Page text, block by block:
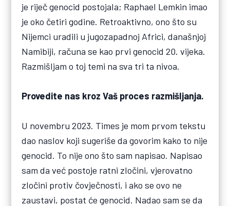
je riječ genocid postojala; Raphael Lemkin imao
je oko četiri godine. Retroaktivno, ono što su
Nijemci uradili u jugozapadnoj Africi, današnjoj
Namibiji, računa se kao prvi genocid 20. vijeka.
Razmišljam o toj temi na sva tri ta nivoa.
Provedite nas kroz Vaš proces razmišljanja.
U novembru 2023. Times je mom prvom tekstu
dao naslov koji sugeriše da govorim kako to nije
genocid. To nije ono što sam napisao. Napisao
sam da već postoje ratni zločini, vjerovatno
zločini protiv čovječnosti, i ako se ovo ne
zaustavi, postat će genocid. Nadao sam se da